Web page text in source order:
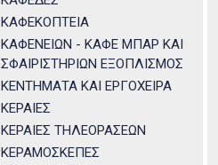
ΚΑΦΕΚΟΠΤΕΙΑ
ΚΑΦΕΝΕΙΩΝ - ΚΑΦΕ ΜΠΑΡ ΚΑΙ
ΣΦΑΙΡΙΣΤΗΡΙΩΝ ΕΞΟΠΛΙΣΜΟΣ
ΚΕΝΤΗΜΑΤΑ ΚΑΙ ΕΡΓΟΧΕΙΡΑ
ΚΕΡΑΙΕΣ
ΚΕΡΑΙΕΣ ΤΗΛΕΟΡΑΣΕΩΝ
ΚΕΡΑΜΟΣΚΕΠΕΣ